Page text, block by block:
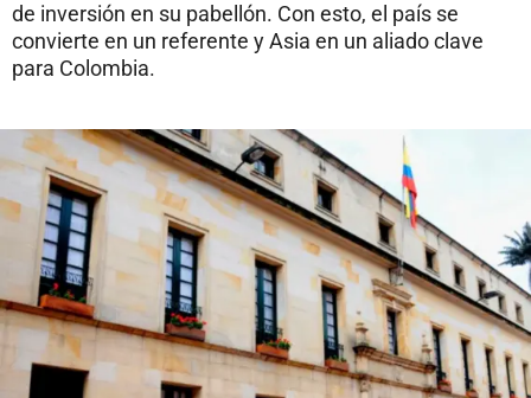
de inversión en su pabellón. Con esto, el país se
convierte en un referente y Asia en un aliado clave
para Colombia.